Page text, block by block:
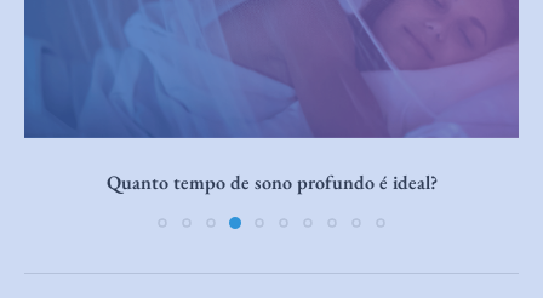
Cocriar enquanto dorme